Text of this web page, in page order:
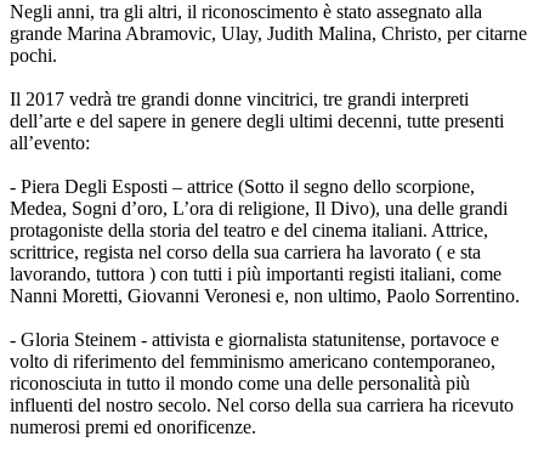
Negli anni, tra gli altri, il riconoscimento è stato assegnato alla
grande Marina Abramovic, Ulay, Judith Malina, Christo, per citarne
pochi.
Il 2017 vedrà tre grandi donne vincitrici, tre grandi interpreti
dell’arte e del sapere in genere degli ultimi decenni, tutte presenti
all’evento:
- Piera Degli Esposti – attrice (Sotto il segno dello scorpione,
Medea, Sogni d’oro, L’ora di religione, Il Divo), una delle grandi
protagoniste della storia del teatro e del cinema italiani. Attrice,
scrittrice, regista nel corso della sua carriera ha lavorato ( e sta
lavorando, tuttora ) con tutti i più importanti registi italiani, come
Nanni Moretti, Giovanni Veronesi e, non ultimo, Paolo Sorrentino.
- Gloria Steinem - attivista e giornalista statunitense, portavoce e
volto di riferimento del femminismo americano contemporaneo,
riconosciuta in tutto il mondo come una delle personalità più
influenti del nostro secolo. Nel corso della sua carriera ha ricevuto
numerosi premi ed onorificenze.